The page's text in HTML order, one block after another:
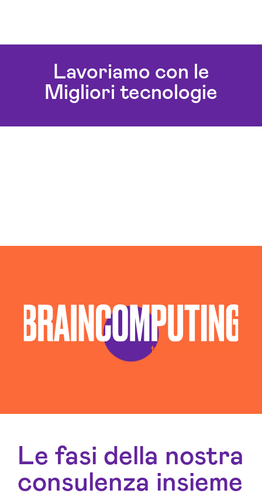
Lavoriamo con le
Migliori tecnologie
Le fasi della nostra
consulenza insieme